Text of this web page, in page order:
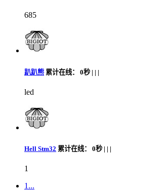
685
趴趴熊 累计在线： 0秒 | | |
led
Hell Stm32 累计在线： 0秒 | | |
1
1...